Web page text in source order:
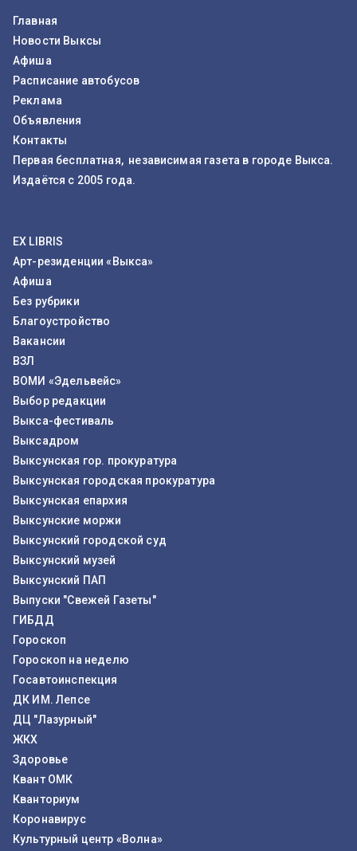
Главная
Новости Выксы
Афиша
Расписание автобусов
Реклама
Объявления
Контакты
Первая бесплатная, независимая газета в городе Выкса.
Издаётся с 2005 года.
EX LIBRIS
Арт-резиденции «Выкса»
Афиша
Без рубрики
Благоустройство
Вакансии
ВЗЛ
ВОМИ «Эдельвейс»
Выбор редакции
Выкса-фестиваль
Выксадром
Выксунская гор. прокуратура
Выксунская городская прокуратура
Выксунская епархия
Выксунские моржи
Выксунский городской суд
Выксунский музей
Выксунский ПАП
Выпуски "Свежей Газеты"
ГИБДД
Гороскоп
Гороскоп на неделю
Госавтоинспекция
ДК ИМ. Лепсе
ДЦ "Лазурный"
ЖКХ
Здоровье
Квант ОМК
Кванториум
Коронавирус
Культурный центр «Волна»